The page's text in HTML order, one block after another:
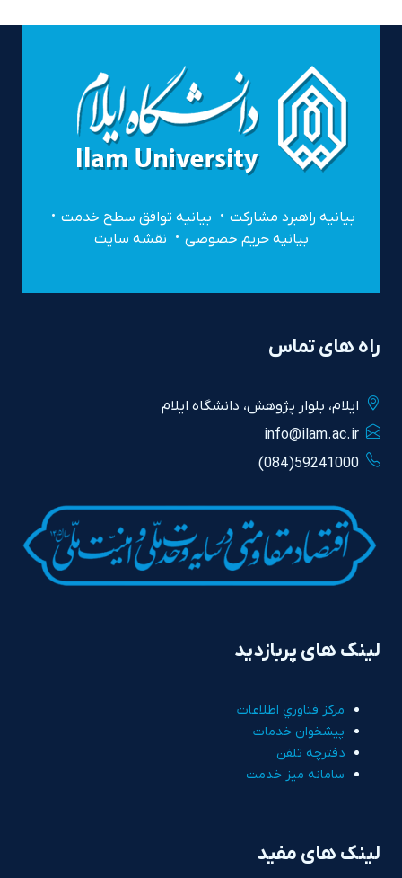
بیانیه راهبرد مشارکت
بیانیه توافق سطح خدمت
بیانیه حریم خصوصی
نقشه سایت
راه های تماس
ايلام، بلوار پژوهش، دانشگاه ايلام
info@ilam.ac.ir
59241000(084)
لینک های پربازدید
مرکز فناوري اطلاعات
پيشخوان خدمات
دفترچه تلفن
سامانه ميز خدمت
لینک های مفید